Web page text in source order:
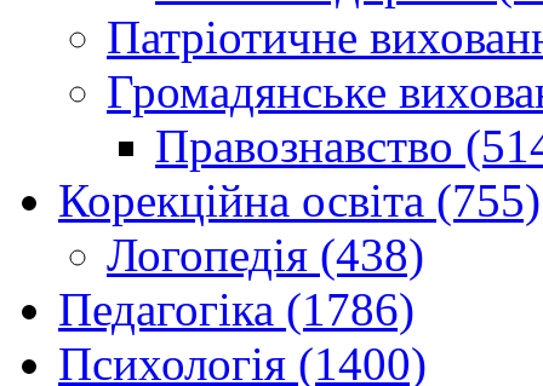
Патріотичне
Громадянське
Правознавство
Корекційна освіта (755)
Логопедія (438)
Педагогіка (1786)
Психологія (1400)